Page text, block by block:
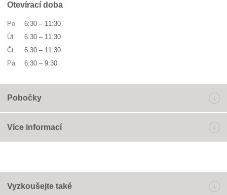
Otevírací doba
Po 6:30 – 11:30
Út
6:30 – 11:30
Čt
6:30 – 11:30
Pá
6:30 – 9:30
Pobočky
Více informací
Vyzkoušejte také